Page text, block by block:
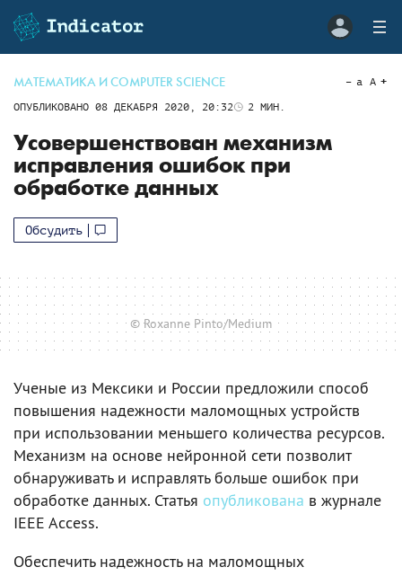
МАТЕМАТИКА И COMPUTER SCIENCE
ОПУБЛИКОВАНО 08 ДЕКАБРЯ 2020, 20:32 2 МИН.
a A
Усовершенствован механизм
исправления ошибок при
обработке данных
Обсудить
© Roxanne Pinto/Medium
Ученые из Мексики и России предложили способ
повышения надежности маломощных устройств
при использовании меньшего количества ресурсов.
Механизм на основе нейронной сети позволит
обнаруживать и исправлять больше ошибок при
обработке данных. Статья опубликована в журнале
IEEE Access.
Обеспечить надежность на маломощных